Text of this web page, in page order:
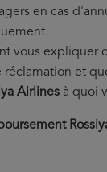
en cas
vous expliquer
réclamation et
Airlines à quoi